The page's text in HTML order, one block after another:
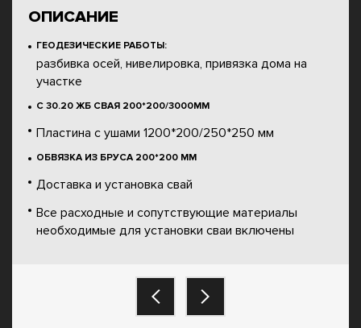
ОПИСАНИЕ
ГЕОДЕЗИЧЕСКИЕ РАБОТЫ:
разбивка осей, нивелировка, привязка дома на
участке
С 30.20 ЖБ СВАЯ 200*200/3000ММ
Пластина с ушами 1200*200/250*250 мм
ОБВЯЗКА ИЗ БРУСА 200*200 ММ
Доставка и установка свай
Все расходные и сопутствующие материалы
необходимые для установки сваи включены